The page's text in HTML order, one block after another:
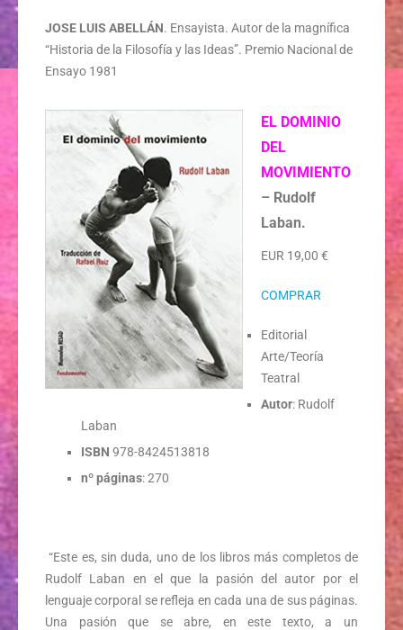
JOSE LUIS ABELLÁN. Ensayista. Autor de la magnífica
“Historia de la Filosofía y las Ideas”. Premio Nacional de
Ensayo 1981
EL DOMINIO
DEL
MOVIMIENTO
– Rudolf
Laban.
EUR 19,00 €
COMPRAR
Editorial
Arte/Teoría
Teatral
Autor: Rudolf
Laban
ISBN 978-8424513818
nº páginas: 270
“Este es, sin duda, uno de los libros más completos de
Rudolf Laban en el que la pasión del autor por el
lenguaje corporal se refleja en cada una de sus páginas.
Una pasión que se abre, en este texto, a un